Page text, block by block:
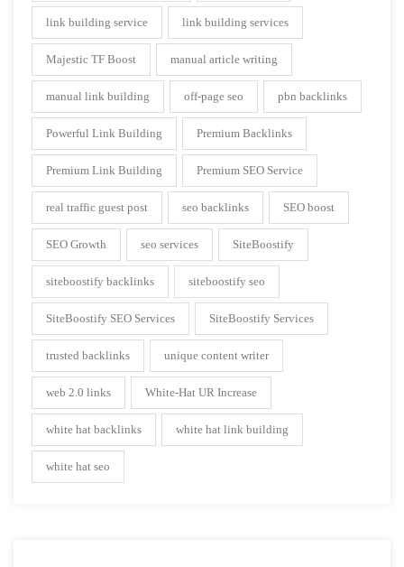
link building service link building services
Majestic TF Boost manual article writing
manual link building off-page seo pbn backlinks
Powerful Link Building Premium Backlinks
Premium Link Building Premium SEO Service
real traffic guest post seo backlinks SEO boost
SEO Growth seo services SiteBoostify
siteboostify backlinks siteboostify seo
SiteBoostify SEO Services SiteBoostify Services
trusted backlinks unique content writer
web 2.0 links White-Hat UR Increase
white hat backlinks white hat link building
white hat seo